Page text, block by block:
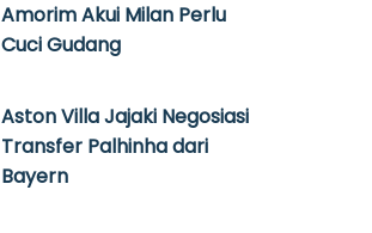
Amorim Akui Milan Perlu
Cuci Gudang
Aston Villa Jajaki Negosiasi
Transfer Palhinha dari
Bayern